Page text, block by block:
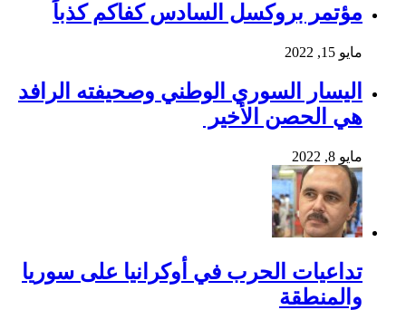
مؤتمر بروكسل السادس كفاكم كذباً
مايو 15, 2022
اليسار السوري الوطني وصحيفته الرافد
هي الحصن الأخير
مايو 8, 2022
تداعيات الحرب في أوكرانيا على سوريا
والمنطقة